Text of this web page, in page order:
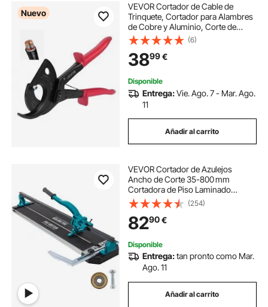
Nuevo
VEVOR Cortador de Cable de
Trinquete, Cortador para Alambres
de Cobre y Aluminio, Corte de
hasta 400 mm², con Mangos
Aislantes, Herramienta de
Electricista para Construcción
Renovación Eléctricas
(6)
3899€
Disponible
Entrega:Vie. Ago. 7 - Mar. Ago.
11
Añadir al carrito
VEVOR Cortador de Azulejos
Ancho de Corte 35-800 mm
Cortadora de Piso Laminado
Espesor de Corte 6-15 mm
Cortador Manual de Azulejos de
Aluminio Corte Preciso y Suave
para Piedra, Baldosas Ordinarias
(254)
8290€
Disponible
Entrega:tan pronto como Mar.
Ago. 11
Añadir al carrito